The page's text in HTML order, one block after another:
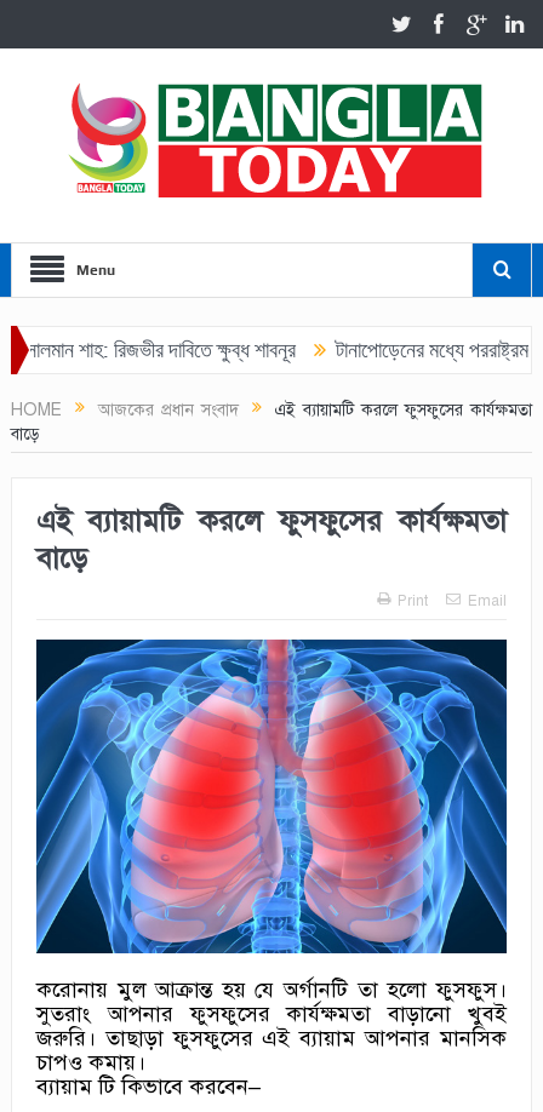
Menu
শাহ: রিজভীর দাবিতে ক্ষুব্ধ শাবনূর
টানাপোড়েনের মধ্যে
HOME আজকের প্রধান সংবাদ
এই ব্যায়ামটি করলে ফুসফুসের কার্যক্ষমতা
বাড়ে
এই ব্যায়ামটি করলে ফুসফুসের কার্যক্ষমতা
বাড়ে
Print Email
করোনায় মুল আক্রান্ত হয় যে অর্গানটি তা হলো ফুসফুস।
সুতরাং আপনার ফুসফুসের কার্যক্ষমতা বাড়ানো খুবই
জরুরি। তাছাড়া ফুসফুসের এই ব্যায়াম আপনার মানসিক
চাপও কমায়।
ব্যায়াম টি কিভাবে করবেন–